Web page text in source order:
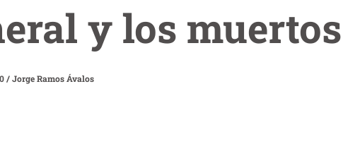
y los muertos
/Jorge Ramos Ávalos